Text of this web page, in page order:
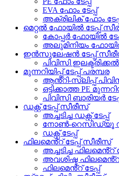
EVA ഫോം ടേപ്പ്
അക്രിലിക് ഫോം
മെറ്റൽ ഫോയിൽ ടേപ്പ്
കോപ്പർ ഫോയിൽ
അലുമിനിയം
ഇൻസുലേഷൻ ടേപ്പ്
പിവിസി
മുന്നറിയിപ്പ് ടേപ്പ് പരമ്പര
ആൻ്റി-സ്ലിപ്പ്
ഒട്ടിക്കാത്ത PE
പിവിസി ബാരിയർ
ഡക്റ്റ് ടേപ്പ് സീരീസ്
അച്ചടിച്ച ഡക്റ്റ് ടേപ്പ്
നോൺ-റെസിഡ്യൂ
ഡക്റ്റ് ടേപ്പ്
ഫിലമെൻ്റ് ടേപ്പ് സീരീസ്
അച്ചടിച്ച ഫിലമെൻ്റ്
അവശിഷ്ട
ഫിലമെൻ്റ് ടേപ്പ്